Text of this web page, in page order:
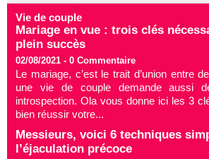
Vie de couple
Mariage en vue : trois clés
plein succès
02/08/2021 - 0 Commentaire
Le mariage, c’est le trait d’union entre
une vie de couple demande aussi
introspection. Ola vous donne ici les 3
bien réussir votre...
Messieurs, voici 6 techniques
l’éjaculation précoce